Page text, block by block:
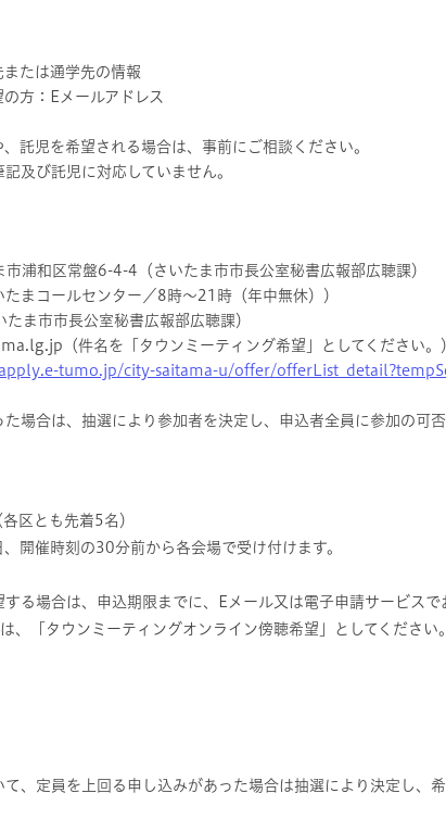
たは通学先の情報
方：Eメールアドレス
託児を希望される場合は、事前にご相談ください。
及び託児に対応していません。
浦和区常盤6-4-4（さいたま市市長公室秘書広報部広聴課）
まコールセンター／8時〜21時（年中無休））
ま市市長公室秘書広報部広聴課）
（件名を「タウンミーティング希望」としてください。
tumo.jp/city-saitama-u/offer/
場合は、抽選により参加者を決定し、申込者全員に参加の可否
区とも先着5名）
開催時刻の30分前から各会場で受け付けます。
る場合は、申込期限までに、Eメール又は電子申請サービスで
、「タウンミーティングオンライン傍聴希望」としてください。
、定員を上回る申し込みがあった場合は抽選により決定し、